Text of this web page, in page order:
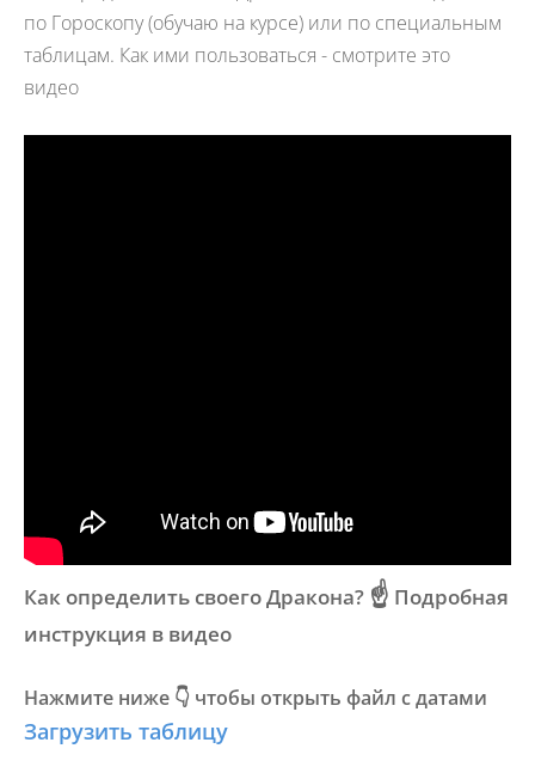
по Гороскопу (обучаю на курсе) или по специальным
таблицам. Как ими пользоваться - смотрите это
видео
Как определить своего Дракона? ☝️ Подробная
инструкция в видео
Нажмите ниже 👇 чтобы открыть файл с датами
Загрузить таблицу